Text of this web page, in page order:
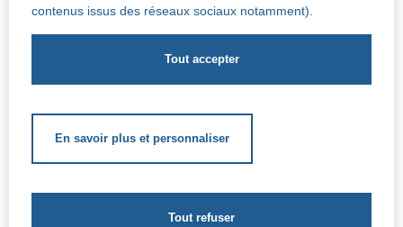
contenus issus des réseaux sociaux notamment).
En savoir plus et personnaliser
Socio-culturel
Soutien scolaire